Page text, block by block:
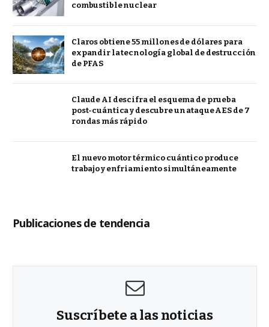
combustible nuclear
Claros obtiene 55 millones de dólares para
expandir la tecnología global de destrucción
de PFAS
Claude AI descifra el esquema de prueba
post-cuántica y descubre un ataque AES de 7
rondas más rápido
El nuevo motor térmico cuántico produce
trabajo y enfriamiento simultáneamente
Publicaciones de tendencia
Suscríbete a las noticias